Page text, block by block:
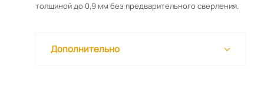
толщиной до 0,9 мм без предварительного сверления.
Дополнительно